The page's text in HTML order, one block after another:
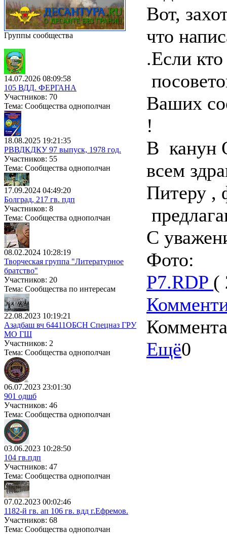
Группы сообщества
14.07.2026 08:09:58
105 ВДД. ФЕРГАНА
Участников: 70
Тема: Сообщества однополчан
18.08.2025 19:21:35
РВВДКДКУ 97 выпуск, 1978 год.
Участников: 55
Тема: Сообщества однополчан
17.09.2024 04:49:20
Болград, 217 гв. пдп
Участников: 8
Тема: Сообщества однополчан
08.02.2024 10:28:19
Творческая группа "Литературное
братство"
Участников: 20
Тема: Сообщества по интересам
22.08.2023 10:19:21
Азадбаш вч 64411ОБСН Спецназ ГРУ
МО ГШ
Участников: 2
Тема: Сообщества однополчан
06.07.2023 23:01:30
901 одшб
Участников: 46
Тема: Сообщества однополчан
03.06.2023 10:28:50
104 гв.пдп
Участников: 47
Тема: Сообщества однополчан
07.02.2023 00:02:46
1182-й гв. ап 106 гв. вдд г.Ефремов.
Участников: 68
Тема: Сообщества однополчан
Вот,
что
.Если
Ваших
!
В канун
всем
Питеру ,
С
Фото:
P7.RDP (
Ещё0